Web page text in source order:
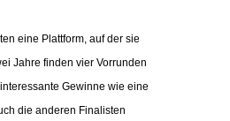
eine Plattform, auf der sie
Jahre finden vier Vorrunden
Gewinne wie eine
die anderen Finalisten